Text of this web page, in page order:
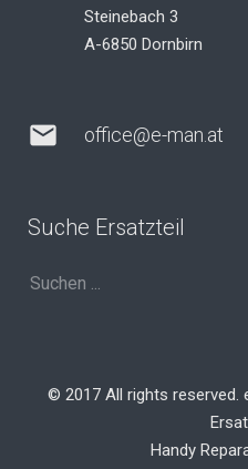
Steinebach 3
A-6850 Dornbirn
mail office@e-man.at
Suche Ersatzteil
© 2017 All rights reserved.
Handy